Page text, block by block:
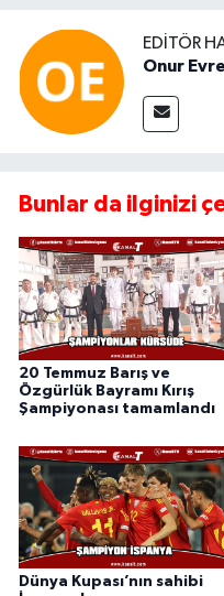
EDITÖR
Onur
Bunlar da ilginizi
20 Temmuz Barış ve
Özgürlük Bayramı Kırış
Şampiyonası tamamlandı
Dünya Kupası’nın sahibi